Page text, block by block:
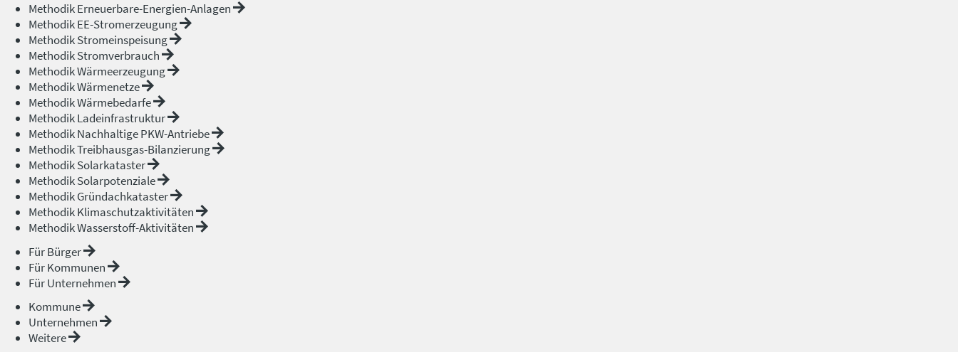
Methodik Erneuerbare-Energien-Anlagen
Methodik EE-Stromerzeugung
Methodik Stromeinspeisung
Methodik Stromverbrauch
Methodik Wärmeerzeugung
Methodik Wärmenetze
Methodik Wärmebedarfe
Methodik Ladeinfrastruktur
Methodik Nachhaltige PKW-Antriebe
Methodik Treibhausgas-Bilanzierung
Methodik Solarkataster
Methodik Solarpotenziale
Methodik Gründachkataster
Methodik Klimaschutzaktivitäten
Methodik Wasserstoff-Aktivitäten
Für Bürger
Für Kommunen
Für Unternehmen
Kommune
Unternehmen
Weitere